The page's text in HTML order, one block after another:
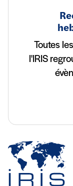
Toutes
l'IRIS